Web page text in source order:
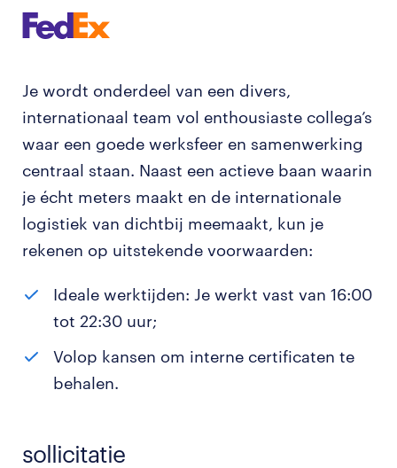
Je wordt onderdeel van een divers,
internationaal team vol enthousiaste collega’s
waar een goede werksfeer en samenwerking
centraal staan. Naast een actieve baan waarin
je écht meters maakt en de internationale
logistiek van dichtbij meemaakt, kun je
rekenen op uitstekende voorwaarden:
Ideale werktijden: Je werkt vast van 16:00
tot 22:30 uur;
Volop kansen om interne certificaten te
behalen.
sollicitatie